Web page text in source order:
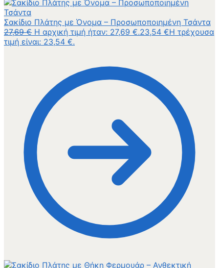
Σακίδιο Πλάτης με Όνομα – Προσωποποιημένη Τσάντα
27,69€ Η αρχική τιμή ήταν: 27,69 €.23,54 €Η τρέχουσα
τιμή είναι: 23,54 €.